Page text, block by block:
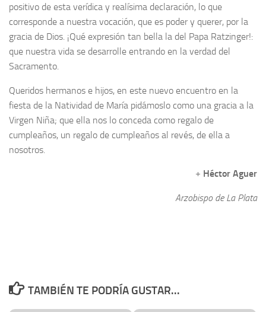
positivo de esta verídica y realísima declaración, lo que
corresponde a nuestra vocación, que es poder y querer, por la
gracia de Dios. ¡Qué expresión tan bella la del Papa Ratzinger!:
que nuestra vida se desarrolle entrando en la verdad del
Sacramento.
Queridos hermanos e hijos, en este nuevo encuentro en la
fiesta de la Natividad de María pidámoslo como una gracia a la
Virgen Niña; que ella nos lo conceda como regalo de
cumpleaños, un regalo de cumpleaños al revés, de ella a
nosotros.
+ Héctor Aguer
Arzobispo de La Plata
TAMBIÉN TE PODRÍA GUSTAR...